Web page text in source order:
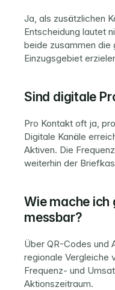
Ja, als zusätzlichen
Entscheidung lautet
beide zusammen die
Einzugsgebiet
Sind digitale
Pro Kontakt oft ja,
Digitale Kanäle
Aktiven. Die
weiterhin der
Wie mache
messbar?
Über QR-Codes und
regionale Vergleiche
Frequenz- und
Aktionszeitraum.